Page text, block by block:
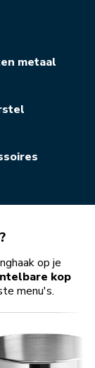
metaal
op je
kop
menu's.